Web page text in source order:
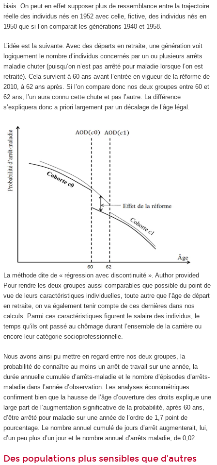
biais. On peut en effet supposer plus de ressemblance entre la trajectoire
réelle des individus nés en 1952 avec celle, fictive, des individus nés en
1950 que si l’on comparait les générations 1940 et 1958.
L’idée est la suivante. Avec des départs en retraite, une génération voit
logiquement le nombre d’individus concernés par un ou plusieurs arrêts
maladie chuter (puisqu’on n’est pas arrêté pour maladie lorsque l’on est
retraité). Cela survient à 60 ans avant l’entrée en vigueur de la réforme de
2010, à 62 ans après. Si l’on compare donc nos deux groupes entre 60 et
62 ans, l’un aura connu cette chute et pas l’autre. La différence
s’expliquera donc a priori largement par un décalage de l’âge légal.
La méthode dite de « régression avec discontinuité ». Author provided
Pour rendre les deux groupes aussi comparables que possible du point de
vue de leurs caractéristiques individuelles, toute autre que l’âge de départ
en retraite, on va également tenir compte de ces dernières dans nos
calculs. Parmi ces caractéristiques figurent le salaire des individus, le
temps qu’ils ont passé au chômage durant l’ensemble de la carrière ou
encore leur catégorie socioprofessionnelle.
Nous avons ainsi pu mettre en regard entre nos deux groupes, la
probabilité de connaître au moins un arrêt de travail sur une année, la
durée annuelle cumulée d’arrêts-maladie et le nombre d’épisodes d’arrêts-
maladie dans l’année d’observation. Les analyses économétriques
confirment bien que la hausse de l’âge d’ouverture des droits explique une
large part de l’augmentation significative de la probabilité, après 60 ans,
d’être arrêté pour maladie sur une année de l’ordre de 1,7 point de
pourcentage. Le nombre annuel cumulé de jours d’arrêt augmenterait, lui,
d’un peu plus d’un jour et le nombre annuel d’arrêts maladie, de 0,02.
Des populations plus sensibles que d’autres